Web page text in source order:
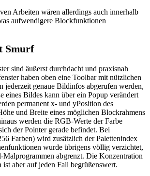
Arbeiten wären allerdings auch innerhalb
aufwendigere Blockfunktionen
Smurf
sind äußerst durchdacht und praxisnah
haben oben eine Toolbar mit nützlichen
jederzeit genaue Bildinfos abgerufen werden,
eines Bildes kann über ein Popup verändert
permanent x- und yPosition des
und Breite eines möglichen Blockrahmens
werden die RGB-Werte der Farbe
der Pointer gerade befindet. Bei
Farben) wird zusätzlich der Palettenindex
wurde übrigens völlig verzichtet,
abgrenzt. Die Konzentration
aber auf jeden Fall begrüßenswert.